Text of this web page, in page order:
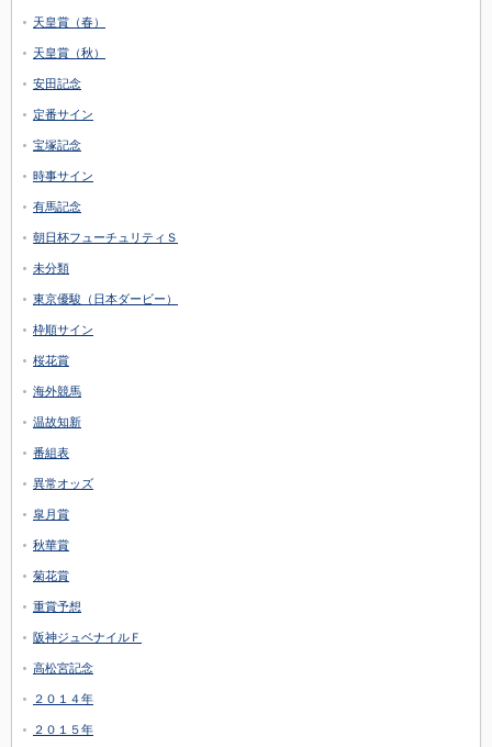
天皇賞（春）
天皇賞（秋）
安田記念
定番サイン
宝塚記念
時事サイン
有馬記念
朝日杯フューチュリティＳ
未分類
東京優駿（日本ダービー）
枠順サイン
桜花賞
海外競馬
温故知新
番組表
異常オッズ
皐月賞
秋華賞
菊花賞
重賞予想
阪神ジュベナイルＦ
高松宮記念
２０１４年
２０１５年